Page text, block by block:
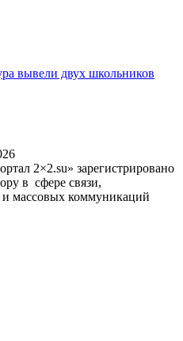
вывели двух школьников
2×2.su» зарегистрировано
в сфере связи,
массовых коммуникаций